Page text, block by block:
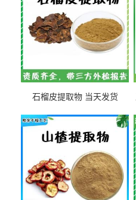
石榴皮提取物 当天发货